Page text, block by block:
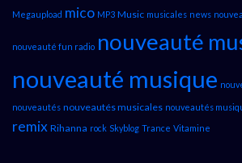
Megaupload mico MP3 Music musicales news
nouveauté fun radio nouveauté
nouveauté musique
nouveautés nouveautés musicales nouveautés
remix Rihanna rock Skyblog Trance Vitamine